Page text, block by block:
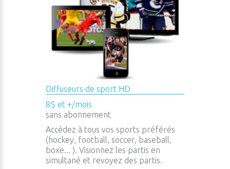
Diffuseurs de sport HD
8$ et +/mois
sans abonnement
Accédez à tous vos sports préférés
(hockey, football, soccer, baseball,
boxe... ). Visionnez les partis en
simultané et revoyez des partis.